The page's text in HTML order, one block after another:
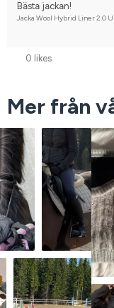
Bästa jackan!
Jacka Wool Hybrid Liner 2.0
0 likes
Mer från